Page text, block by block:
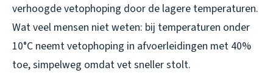
verhoogde vetophoping door de lagere temperaturen.
Wat veel mensen niet weten: bij temperaturen onder
10°C neemt vetophoping in afvoerleidingen met 40%
toe, simpelweg omdat vet sneller stolt.